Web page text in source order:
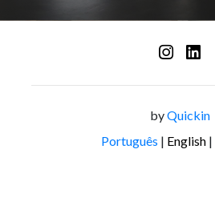
byQuickin
Português | English |